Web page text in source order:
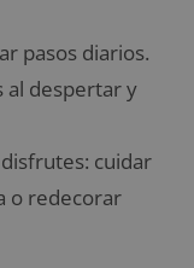
pasos diarios.
al despertar y
cuidar
o redecorar